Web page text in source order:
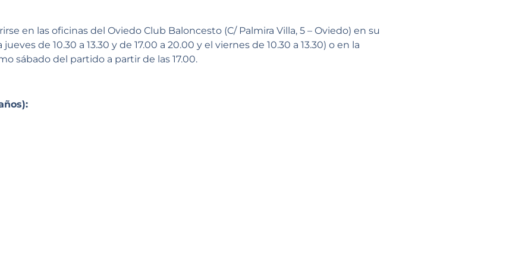
en las oficinas del Oviedo Club Baloncesto (C/ Palmira Villa, 5 – Oviedo) en su
de 10.30 a 13.30 y de 17.00 a 20.00 y el viernes de 10.30 a 13.30) o en la
sábado del partido a partir de las 17.00.